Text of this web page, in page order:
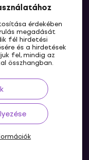
érdekében
megadását
fél hirdetési
és a hirdetések
fel, mindig az
összhangban.